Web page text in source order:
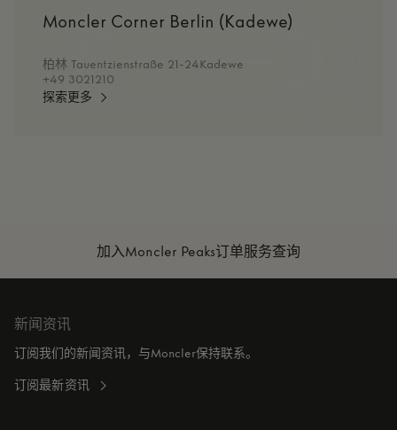
Moncler Corner Berlin (Kadewe)
柏林 Tauentzienstraße 21-24Kadewe
+49 3021210
探索更多
加入Moncler Peaks订单服务查询
新闻资讯
订阅我们的新闻资讯，与Moncler保持联系。
订阅最新资讯